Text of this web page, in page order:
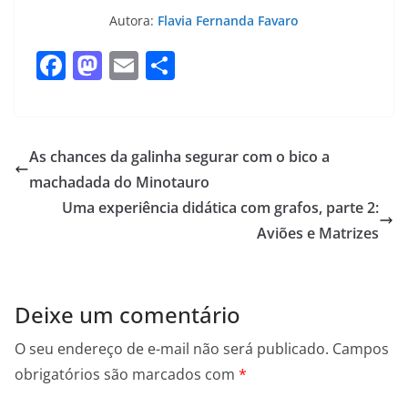
Autora: Flavia Fernanda Favaro
F
a
e
b
o
M
a
o
d
o
E
m
l e
As chances da galinha segurar com o bico a
machadada do Minotauro
Uma experiência didática com grafos, parte 2:
Aviões e Matrizes
Deixe um comentário
O seu endereço de e-mail não será publicado. Campos
obrigatórios são marcados com *